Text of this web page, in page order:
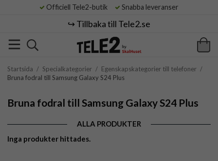
Officiell Tele2-butik Snabba leveranser
↪️ Tillbaka till Tele2.se
Startsida / Specialkategorier / Egenskapskategorier till telefoner /
Bruna fodral till Samsung Galaxy S24 Plus
Bruna fodral till Samsung Galaxy S24 Plus
ALLA PRODUKTER
Inga produkter hittades.